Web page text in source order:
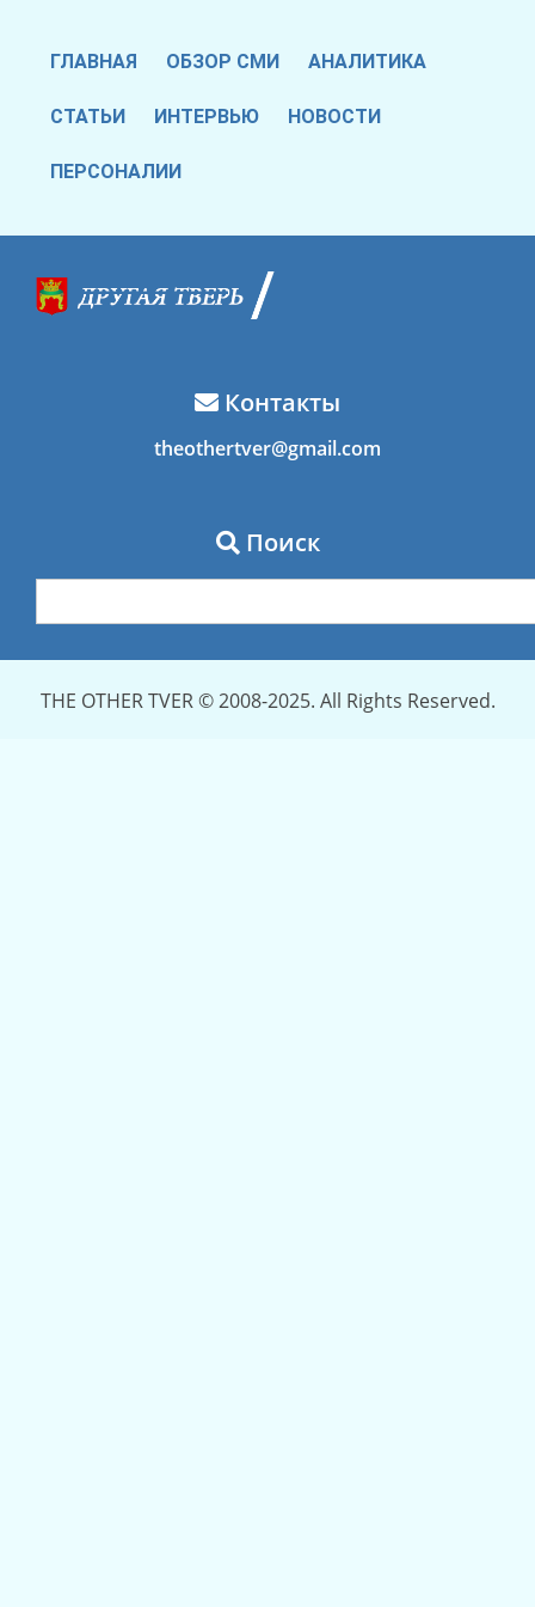
ГЛАВНАЯ ОБЗОР СМИ АНАЛИТИКА
СТАТЬИ ИНТЕРВЬЮ НОВОСТИ
ПЕРСОНАЛИИ
Контакты
theothertver@gmail.com
Поиск
THE OTHER TVER © 2008-2025. All Rights Reserved.